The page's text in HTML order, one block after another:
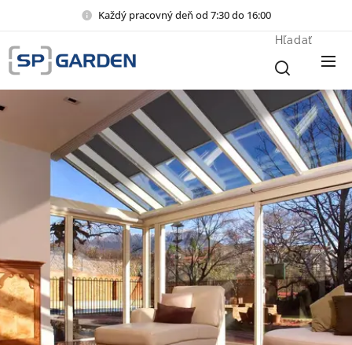
Každý pracovný deň od 7:30 do 16:00
Hľadať